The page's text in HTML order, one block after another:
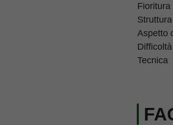
Fioritura
Struttura
Aspetto
Difficoltà
Tecnica